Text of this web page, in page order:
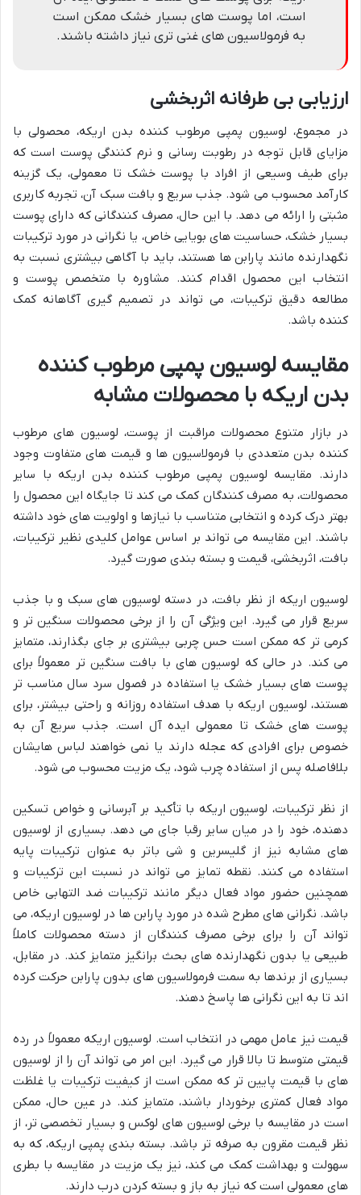
است، اما پوست های بسیار خشک ممکن است
به فرمولاسیون های غنی تری نیاز داشته باشند.
ارزیابی بی طرفانه اثربخشی
در مجموع، لوسیون پمپی مرطوب کننده بدن اریکه، محصولی با
مزایای قابل توجه در رطوبت رسانی و نرم کنندگی پوست است که
برای طیف وسیعی از افراد با پوست خشک تا معمولی، یک گزینه
کارآمد محسوب می شود. جذب سریع و بافت سبک آن، تجربه کاربری
مثبتی را ارائه می دهد. با این حال، مصرف کنندگانی که دارای پوست
بسیار خشک، حساسیت های بویایی خاص، یا نگرانی در مورد ترکیبات
نگهدارنده مانند پارابن ها هستند، باید با آگاهی بیشتری نسبت به
انتخاب این محصول اقدام کنند. مشاوره با متخصص پوست و
مطالعه دقیق ترکیبات، می تواند در تصمیم گیری آگاهانه کمک
کننده باشد.
مقایسه لوسیون پمپی مرطوب کننده
بدن اریکه با محصولات مشابه
در بازار متنوع محصولات مراقبت از پوست، لوسیون های مرطوب
کننده بدن متعددی با فرمولاسیون ها و قیمت های متفاوت وجود
دارند. مقایسه لوسیون پمپی مرطوب کننده بدن اریکه با سایر
محصولات، به مصرف کنندگان کمک می کند تا جایگاه این محصول را
بهتر درک کرده و انتخابی متناسب با نیازها و اولویت های خود داشته
باشند. این مقایسه می تواند بر اساس عوامل کلیدی نظیر ترکیبات،
بافت، اثربخشی، قیمت و بسته بندی صورت گیرد.
لوسیون اریکه از نظر بافت، در دسته لوسیون های سبک و با جذب
سریع قرار می گیرد. این ویژگی آن را از برخی محصولات سنگین تر و
کرمی تر که ممکن است حس چربی بیشتری بر جای بگذارند، متمایز
می کند. در حالی که لوسیون های با بافت سنگین تر معمولاً برای
پوست های بسیار خشک یا استفاده در فصول سرد سال مناسب تر
هستند، لوسیون اریکه با هدف استفاده روزانه و راحتی بیشتر، برای
پوست های خشک تا معمولی ایده آل است. جذب سریع آن به
خصوص برای افرادی که عجله دارند یا نمی خواهند لباس هایشان
بلافاصله پس از استفاده چرب شود، یک مزیت محسوب می شود.
از نظر ترکیبات، لوسیون اریکه با تأکید بر آبرسانی و خواص تسکین
دهنده، خود را در میان سایر رقبا جای می دهد. بسیاری از لوسیون
های مشابه نیز از گلیسرین و شی باتر به عنوان ترکیبات پایه
استفاده می کنند. نقطه تمایز می تواند در نسبت این ترکیبات و
همچنین حضور مواد فعال دیگر مانند ترکیبات ضد التهابی خاص
باشد. نگرانی های مطرح شده در مورد پارابن ها در لوسیون اریکه، می
تواند آن را برای برخی مصرف کنندگان از دسته محصولات کاملاً
طبیعی یا بدون نگهدارنده های بحث برانگیز متمایز کند. در مقابل،
بسیاری از برندها به سمت فرمولاسیون های بدون پارابن حرکت کرده
اند تا به این نگرانی ها پاسخ دهند.
قیمت نیز عامل مهمی در انتخاب است. لوسیون اریکه معمولاً در رده
قیمتی متوسط تا بالا قرار می گیرد. این امر می تواند آن را از لوسیون
های با قیمت پایین تر که ممکن است از کیفیت ترکیبات یا غلظت
مواد فعال کمتری برخوردار باشند، متمایز کند. در عین حال، ممکن
است در مقایسه با برخی لوسیون های لوکس و بسیار تخصصی تر، از
نظر قیمت مقرون به صرفه تر باشد. بسته بندی پمپی اریکه، که به
سهولت و بهداشت کمک می کند، نیز یک مزیت در مقایسه با بطری
های معمولی است که نیاز به باز و بسته کردن درب دارند.